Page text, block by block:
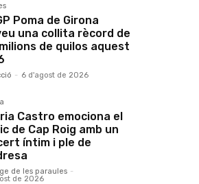
Poma de Girona
una collita rècord de
de quilos aquest
- 6 d'agost de 2026
Castro emociona el
de Cap Roig amb un
íntim i ple de
de les paraules -
de 2026